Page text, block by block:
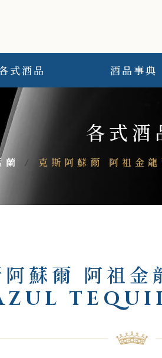
式酒品 酒品事典
各式酒
蘭 / 克斯阿蘇爾 阿
阿蘇爾 阿祖金